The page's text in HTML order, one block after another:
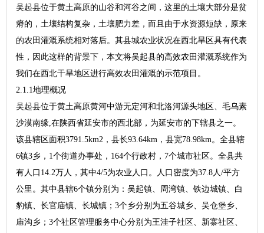
吴起县位于黄土高原的山谷和河谷之间，这里的土壤大部分是贫
瘠的，土壤结构复杂，土壤肥力差，而且由于水资源短缺，原来
的农田灌溉系统相对落后。其县城农业状况在西北旱区具有代表
性，因此这样的背景下，本文将吴起县的高效农田灌溉系统作为
我们在西北干旱地区进行高效农田灌溉的示范项目。
2.1.1地理概况
吴起县位于黄土高原黄河中游无定河和北洛河源头地区、毛乌素
沙漠南缘,在陕西省延安市的西北部，为延安市的下辖县之一。
该县辖区面积3791.5km2，县长93.64km，县宽78.98km。全县辖
6镇3乡，1个街道办事处，164个行政村，7个城市社区。全县共
有人口14.2万人，其中4/5为农业人口。人口密度为37.8人/平方
公里。其中县辖6个镇分别为：吴起镇、周湾镇、铁边城镇、白
豹镇、长官庙镇、长城镇；3个乡分别为五谷城乡、吴仓堡乡、
庙沟乡；3个社区管理服务中心分别为王洼子社区、新寨社区、